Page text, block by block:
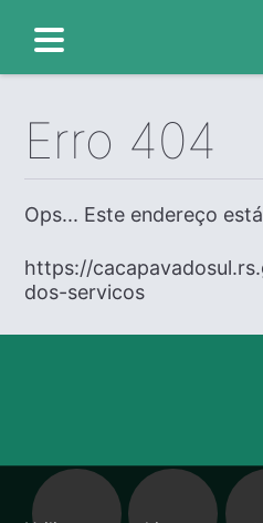
Erro 404
Ops... Este endereço
https://
dos-servicos